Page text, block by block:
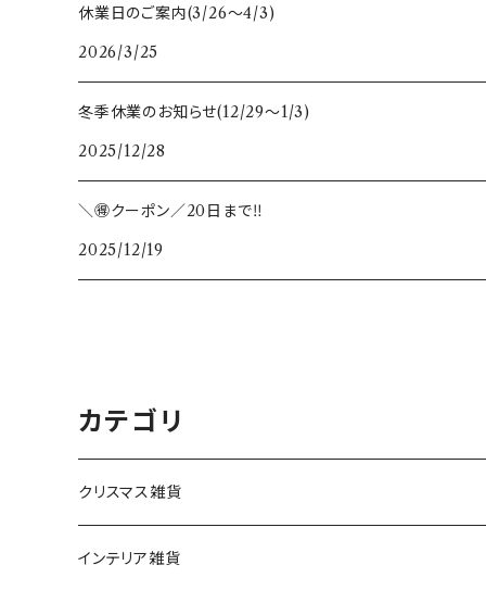
休業日のご案内(3/26〜4/3)
2026/3/25
冬季休業のお知らせ(12/29〜1/3)
2025/12/28
＼🉐クーポン／20日まで‼️
2025/12/19
カテゴリ
クリスマス雑貨
ハワイアンクリスマス雑貨
インテリア雑貨